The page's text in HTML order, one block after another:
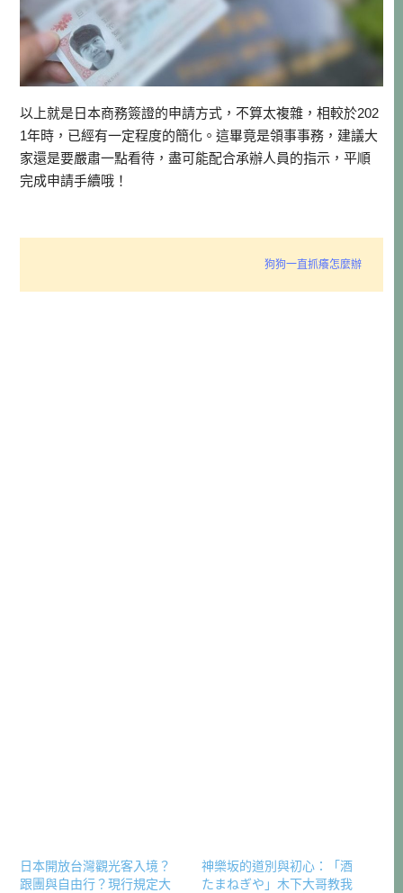
以上就是日本商務簽證的申請方式，不算太複雜，相較於202
1年時，已經有一定程度的簡化。這畢竟是領事事務，建議大
家還是要嚴肅一點看待，盡可能配合承辦人員的指示，平順
完成申請手續哦！
狗狗一直抓癢怎麼辦
日本開放台灣觀光客入境？
跟團與自由行？現行規定大
神樂坂的道別與初心：「酒
たまねぎや」木下大哥教我